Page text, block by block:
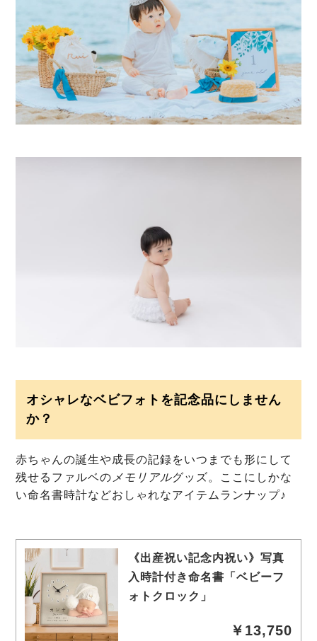
オシャレなベビフォトを記念品にしません
か？
赤ちゃんの誕生や成長の記録をいつまでも形にして
残せるファルベの メモリアルグッズ。ここにしかな
い命名書時計などおしゃれなアイテムランナップ♪
《出産祝い記念内祝い》写真
入時計付き命名書「ベビーフ
ォトクロック」
￥13,750